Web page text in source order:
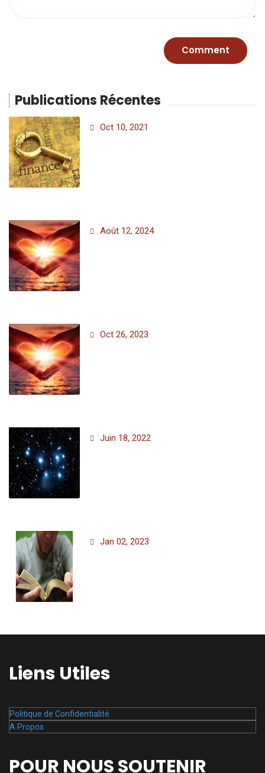
Publications Récentes
Oct 10, 2021
Août 12, 2024
Oct 26, 2023
Juin 18, 2022
Jan 02, 2023
Liens Utiles
Politique de Confidentialité
A Propos
POUR NOUS SOUTENIR